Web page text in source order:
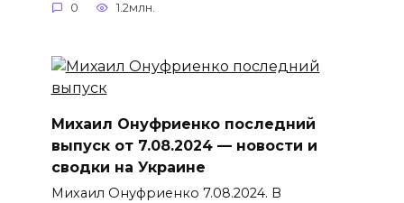
0 1.2млн.
Михаил Онуфриенко последний
выпуск от 7.08.2024 — новости и
сводки на Украине
Михаил Онуфриенко 7.08.2024. В